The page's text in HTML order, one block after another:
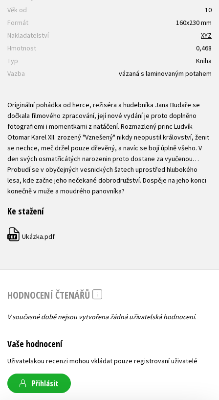
Věk od
10
Formát
160x230 mm
Nakladatelství
XYZ
Hmotnost
0,468
Typ
Kniha
Vazba
vázaná s laminovaným potahem
Originální pohádka od herce, režiséra a hudebníka Jana Budaře se
dočkala filmového zpracování, její nové vydání je proto doplněno
fotografiemi i momentkami z natáčení. Rozmazlený princ Ludvík
Otomar Karel XII. zrozený "Vznešený" nikdy neopustil království, ženit
se nechce, meč držel pouze dřevěný, a navíc se bojí úplně všeho. V
den svých osmatřicátých narozenin proto dostane za vyučenou…
Probudí se v obyčejných vesnických šatech uprostřed hlubokého
lesa, kde začne jeho nečekané dobrodružství. Dospěje na jeho konci
konečně v muže a moudrého panovníka?
Ke stažení
PDF Ukázka.pdf
HODNOCENÍ ČTENÁŘŮ
V současné době nejsou vytvořena žádná uživatelská hodnocení.
Vaše hodnocení
Uživatelskou recenzi mohou vkládat pouze registrovaní uživatelé
Přihlásit